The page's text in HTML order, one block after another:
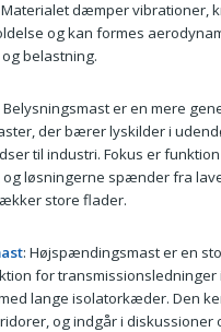
dæmper vibrationer,
og kan formes
belastning.
Belysningsmast er en mere
der bærer lyskilder i
til industri. Fokus er
løsningerne spænder fra
store flader.
: Højspændingsmast er en
for transmissionsledninger
lange isolatorkæder. Den
og indgår i diskussioner